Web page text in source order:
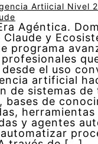
Artiicial Nivel 2
Agéntica.
y
programa
el uso
artificial
de sistemas de
bases de
herramientas
y agentes